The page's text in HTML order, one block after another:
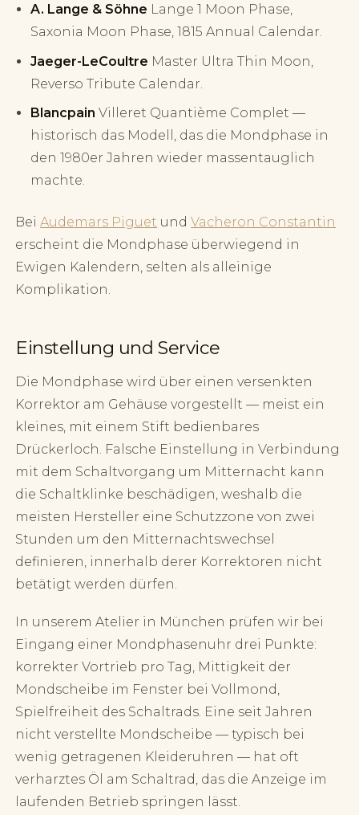
A. Lange & Söhne Lange 1 Moon Phase,
Saxonia Moon Phase, 1815 Annual Calendar.
Jaeger-LeCoultre Master Ultra Thin Moon,
Reverso Tribute Calendar.
Blancpain Villeret Quantième Complet —
historisch das Modell, das die Mondphase in
den 1980er Jahren wieder massentauglich
machte.
BeiAudemars Piguet undVacheron Constantin
erscheint die Mondphase überwiegend in
Ewigen Kalendern, selten als alleinige
Komplikation.
Einstellung und Service
Die Mondphase wird über einen versenkten
Korrektor am Gehäuse vorgestellt — meist ein
kleines, mit einem Stift bedienbares
Drückerloch. Falsche Einstellung in Verbindung
mit dem Schaltvorgang um Mitternacht kann
die Schaltklinke beschädigen, weshalb die
meisten Hersteller eine Schutzzone von zwei
Stunden um den Mitternachtswechsel
definieren, innerhalb derer Korrektoren nicht
betätigt werden dürfen.
In unserem Atelier in München prüfen wir bei
Eingang einer Mondphasenuhr drei Punkte:
korrekter Vortrieb pro Tag, Mittigkeit der
Mondscheibe im Fenster bei Vollmond,
Spielfreiheit des Schaltrads. Eine seit Jahren
nicht verstellte Mondscheibe — typisch bei
wenig getragenen Kleideruhren — hat oft
verharztes Öl am Schaltrad, das die Anzeige im
laufenden Betrieb springen lässt.